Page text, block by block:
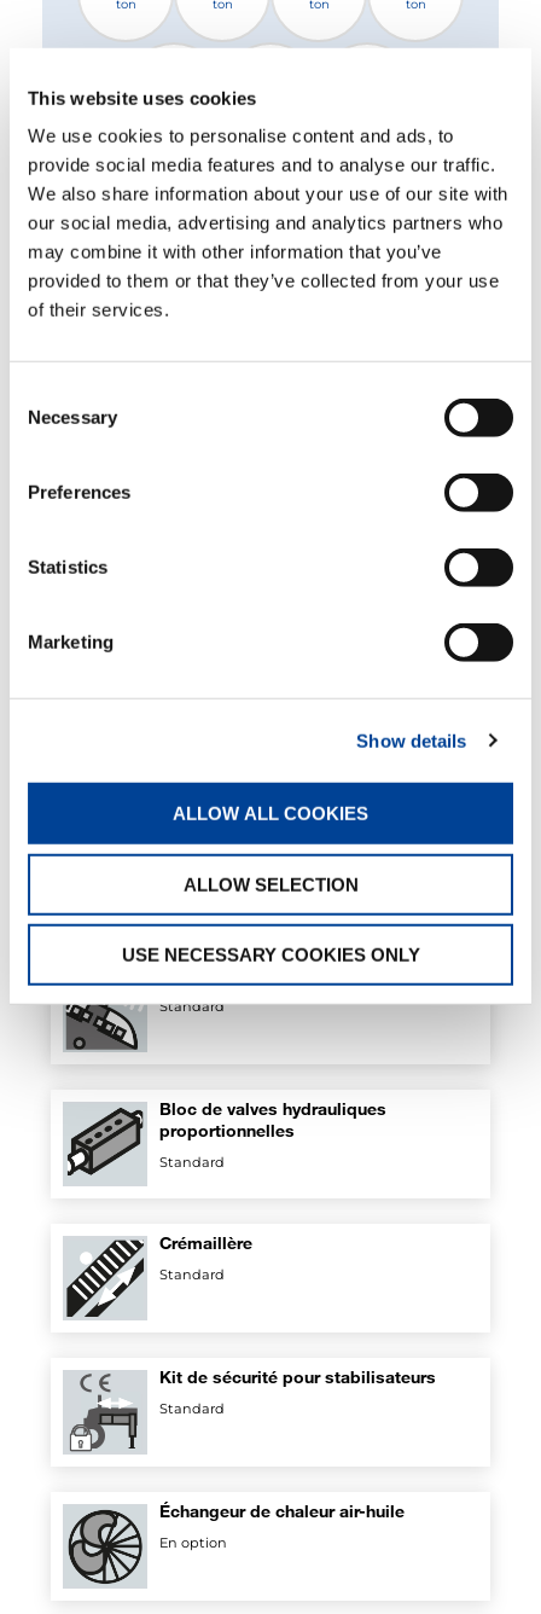
This website uses cookies
We use cookies to personalise content and ads, to
provide social media features and to analyse our traffic.
We also share information about your use of our site with
our social media, advertising and analytics partners who
may combine it with other information that you’ve
provided to them or that they’ve collected from your use
of their services.
Selection
Necessary
Preferences
Statistics
Marketing
Show details
ALLOW ALL COOKIES
ALLOW SELECTION
USE NECESSARY COOKIES ONLY
ton ton ton ton
ton
2 stabilisateurs standard
2 stabilisateurs XL
4 stabilisateurs
Veuillez sélectionner un fichier
TÉLÉCHARGER
ÉQUIPEMENT
Stabilisateurs basculants manuels
Bras de stabilisateurs télescopiques
manuels
Standard
Standard
Bloc de valves hydrauliques
proportionnelles
Standard
Crémaillère
Standard
Kit de sécurité pour stabilisateurs
Standard
Échangeur de chaleur air-huile
En option